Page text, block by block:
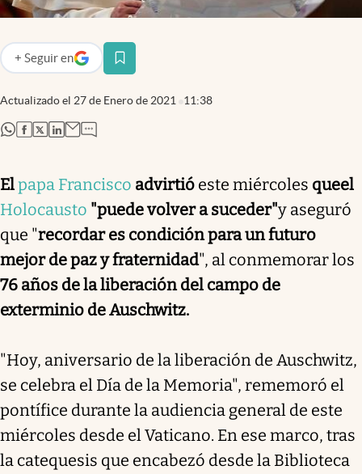
Actualizado el 27 de Enero de 2021 11:38
+ Seguir en
abre en nueva pestaña
abre en nueva pestaña
abre en nueva pestaña
abre en nueva pestaña
abre en nueva pestaña
Elpapa Francisco advirtió este miércoles queel
Holocausto "puede volver a suceder"y aseguró
que "recordar es condición para un futuro
mejor de paz y fraternidad", al conmemorar los
76 años de la liberación del campo de
exterminio de Auschwitz.
"Hoy, aniversario de la liberación de Auschwitz,
se celebra el Día de la Memoria", rememoró el
pontífice durante la audiencia general de este
miércoles desde el Vaticano. En ese marco, tras
la catequesis que encabezó desde la Biblioteca